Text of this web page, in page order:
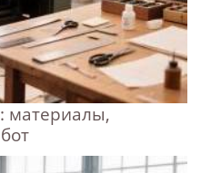
материалы,